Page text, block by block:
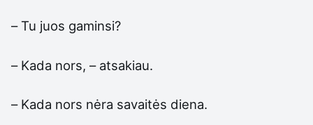
– Tu juos gaminsi?
– Kada nors, – atsakiau.
– Kada nors nėra savaitės diena.